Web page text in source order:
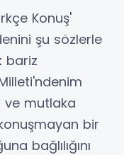
Konuş'
şu sözlerle
bariz
ve mutlaka
bir
bağlılığını